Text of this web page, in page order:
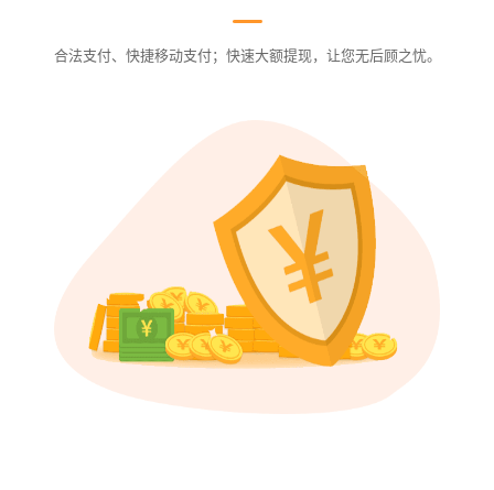
合法支付、快捷移动支付；快速大额提现，让您无后顾之忧。